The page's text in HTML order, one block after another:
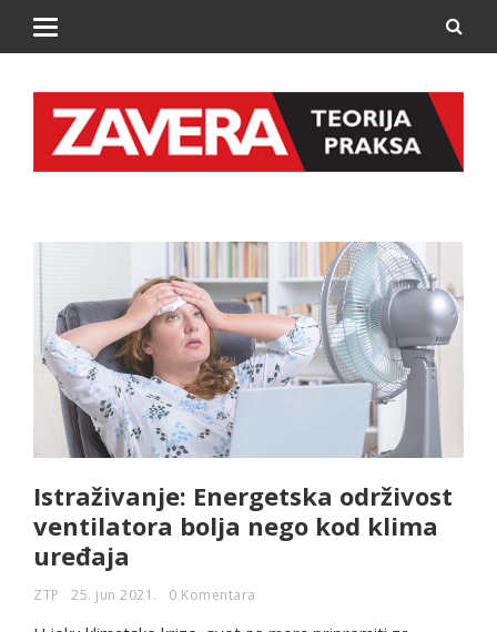
Istraživanje: Energetska održivost
ventilatora bolja nego kod klima
uređaja
ZTP 25. jun 2021. 0 Komentara